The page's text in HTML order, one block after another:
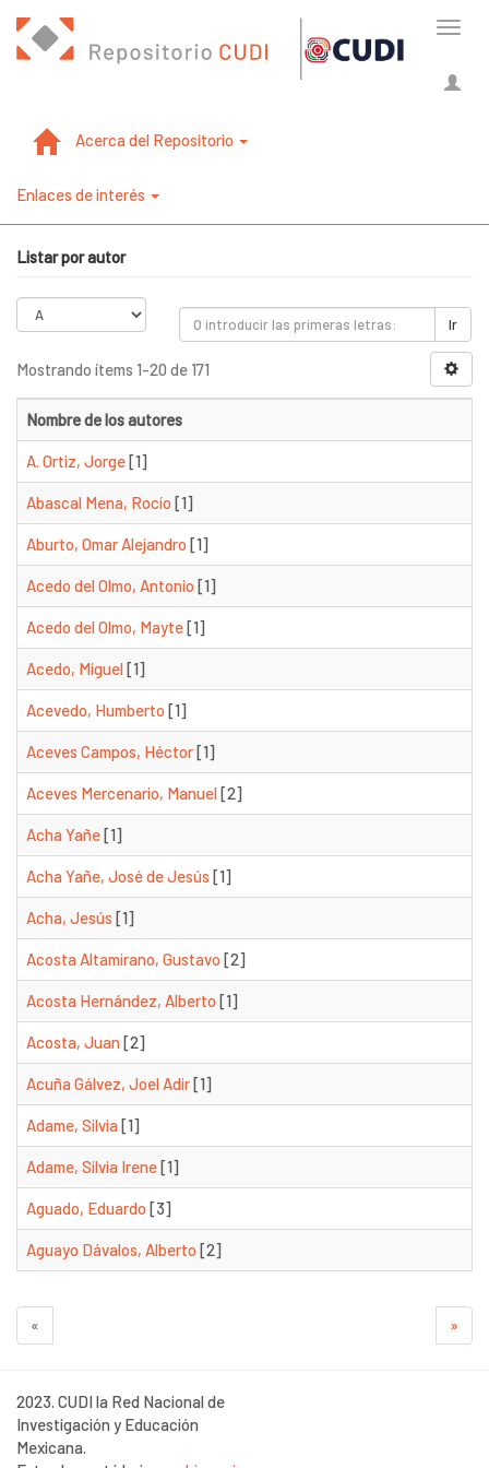
Acerca del Repositorio
Enlaces de interés
Listar por autor
Ir
Mostrando ítems 1-20 de 171
Nombre de los autores
A. Ortiz, Jorge[1]
Abascal Mena, Rocío [1]
Aburto, Omar Alejandro [1]
Acedo del Olmo, Antonio [1]
Acedo del Olmo, Mayte[1]
Acedo, Miguel[1]
Acevedo, Humberto [1]
Aceves Campos, Héctor[1]
Aceves Mercenario, Manuel[2]
Acha Yañe[1]
Acha Yañe, José de Jesús [1]
Acha, Jesús [1]
Acosta Altamirano, Gustavo [2]
Acosta Hernández, Alberto [1]
Acosta, Juan[2]
Acuña Gálvez, Joel Adir[1]
Adame, Silvia[1]
Adame, Silvia Irene[1]
Aguado, Eduardo [3]
Aguayo Dávalos, Alberto [2]
« »
2023. CUDI la Red Nacional de
Investigación y Educación
Mexicana.